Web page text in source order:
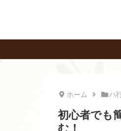
ホーム ハ
初心者でも
む！